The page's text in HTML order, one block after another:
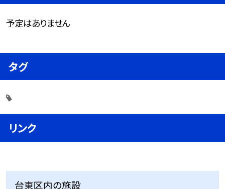
予定はありません
タグ
リンク
台東区内の施設